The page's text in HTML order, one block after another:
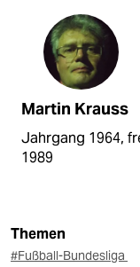
Martin Krauss
Jahrgang 1964,
1989
Themen
#Fußball-Bundesliga